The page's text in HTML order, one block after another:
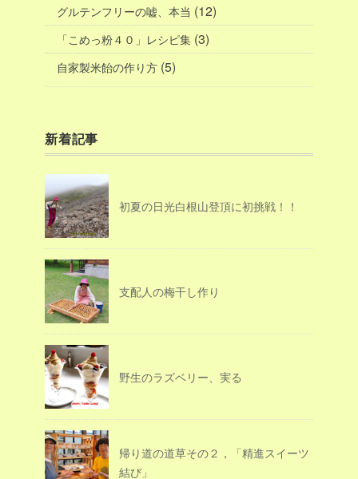
グルテンフリーの嘘、本当 (12)
「こめっ粉４０」レシピ集 (3)
自家製米飴の作り方 (5)
新着記事
初夏の日光白根山登頂に初挑戦！！
支配人の梅干し作り
野生のラズベリー、実る
帰り道の道草その２，「精進スイーツ
結び」